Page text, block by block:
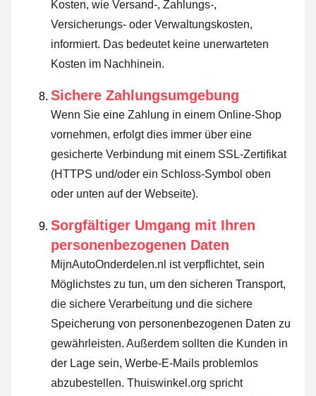
Kosten, wie Versand-, Zahlungs-,
Versicherungs- oder Verwaltungskosten,
informiert. Das bedeutet keine unerwarteten
Kosten im Nachhinein.
Sichere Zahlungsumgebung
Wenn Sie eine Zahlung in einem Online-Shop
vornehmen, erfolgt dies immer über eine
gesicherte Verbindung mit einem SSL-Zertifikat
(HTTPS und/oder ein Schloss-Symbol oben
oder unten auf der Webseite).
Sorgfältiger Umgang mit Ihren
personenbezogenen Daten
MijnAutoOnderdelen.nl ist verpflichtet, sein
Möglichstes zu tun, um den sicheren Transport,
die sichere Verarbeitung und die sichere
Speicherung von personenbezogenen Daten zu
gewährleisten. Außerdem sollten die Kunden in
der Lage sein, Werbe-E-Mails problemlos
abzubestellen. Thuiswinkel.org spricht